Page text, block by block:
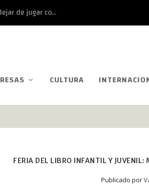
de jugar co...
CULTURA
FERIA DEL LIBRO INFANTIL Y
Publicado por